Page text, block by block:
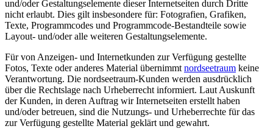
und/oder Gestaltungselemente dieser Internetseiten durch Dritte
nicht erlaubt. Dies gilt insbesondere für: Fotografien, Grafiken,
Texte, Programmcodes und Programmcode-Bestandteile sowie
Layout- und/oder alle weiteren Gestaltungselemente.
Für von Anzeigen- und Internetkunden zur Verfügung gestellte
Fotos, Texte oder anderes Material übernimmt nordseetraum keine
Verantwortung. Die nordseetraum-Kunden werden ausdrücklich
über die Rechtslage nach Urheberrecht informiert. Laut Auskunft
der Kunden, in deren Auftrag wir Internetseiten erstellt haben
und/oder betreuen, sind die Nutzungs- und Urheberrechte für das
zur Verfügung gestellte Material geklärt und gewahrt.